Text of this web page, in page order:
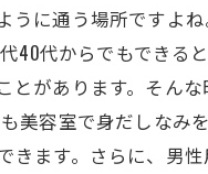
うに通う場所ですよ
40代からでもでき
とがあります。そん
美容室で身だしなみ
きます。さらに、男